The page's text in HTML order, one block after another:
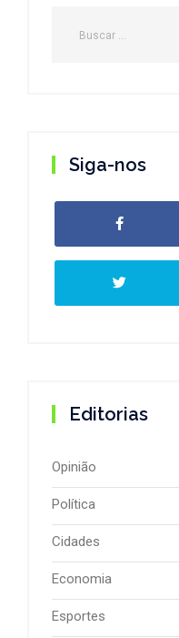
Siga-nos
Editorias
Opinião
Política
Cidades
Economia
Esportes